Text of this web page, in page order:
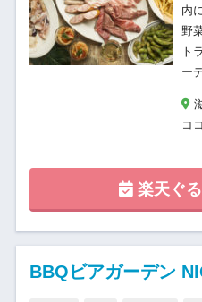
内
野
ト
ー
コ
楽天ぐ
BBQビアガーデン